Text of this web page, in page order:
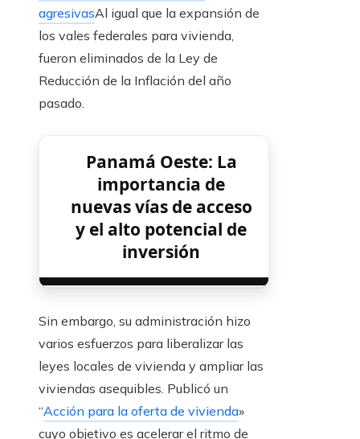
agresivasAl igual que la expansión de
los vales federales para vivienda,
fueron eliminados de la Ley de
Reducción de la Inflación del año
pasado.
Panamá Oeste: La
importancia de
nuevas vías de acceso
y el alto potencial de
inversión
Sin embargo, su administración hizo
varios esfuerzos para liberalizar las
leyes locales de vivienda y ampliar las
viviendas asequibles. Publicó un
“Acción para la oferta de vivienda»
cuyo objetivo es acelerar el ritmo de